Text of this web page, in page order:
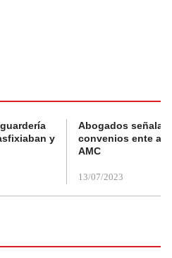
y
Abogados
convenios ente
AMC
13/07/2023